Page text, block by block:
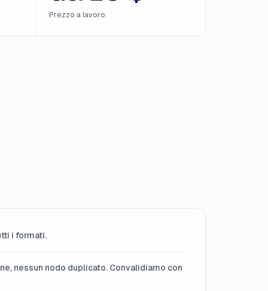
Prezzo a lavoro
i formati.
nessun nodo duplicato. Convalidiamo con